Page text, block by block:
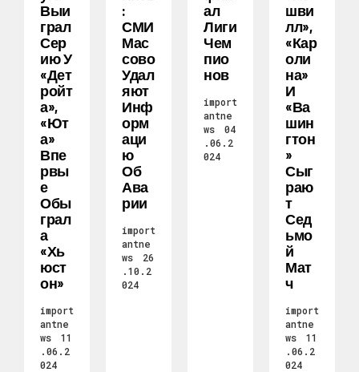
Выи
Грал
Сер
Ию У
«Дет
Ройт
А»,
«Ют
А»
Впе
Рвы
Е
Обы
Грал
А
«Хь
Юст
Он»
import
antne
ws
11
.06.2
024
:
СМИ
Мас
Сово
Удал
Яют
Инф
Орм
Аци
Ю
Об
Ава
Рии
import
antne
ws
26
.10.2
024
Ал
Лиги
Чем
Пио
Нов
import
antne
ws
04
.06.2
024
Шви
Лл»,
«Кар
Оли
На»
И
«Ва
Шин
Гтон
»
Сыг
Раю
Т
Сед
Ьмо
Й
Мат
Ч
import
antne
ws
11
.06.2
024